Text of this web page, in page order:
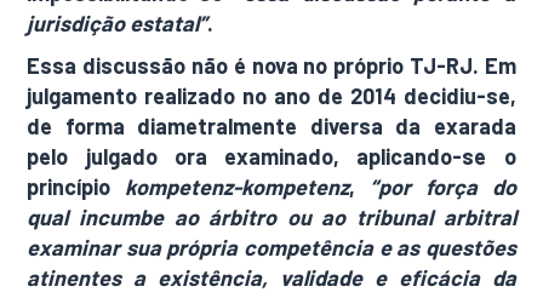
jurisdição estatal”.
Essa discussão não é nova no próprio TJ-RJ. Em
julgamento realizado no ano de 2014 decidiu-se,
de forma diametralmente diversa da exarada
pelo julgado ora examinado, aplicando-se o
princípio kompetenz-kompetenz, “por força do
qual incumbe ao árbitro ou ao tribunal arbitral
examinar sua própria competência e as questões
atinentes a existência, validade e eficácia da